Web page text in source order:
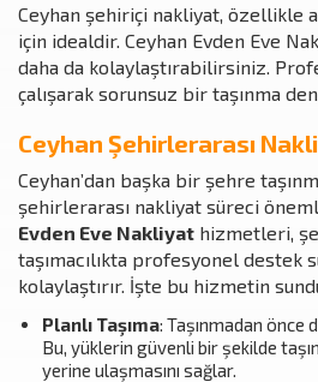
Ceyhan şehiriçi nakliyat, özellikle
için idealdir. Ceyhan Evden Eve
daha da kolaylaştırabilirsiniz.
çalışarak sorunsuz bir taşınma
Ceyhan Şehirlerarası
Ceyhan’dan başka bir şehre
şehirlerarası nakliyat süreci
Evden Eve Nakliyat hizmetleri,
taşımacılıkta profesyonel destek
kolaylaştırır. İşte bu hizmetin
Planlı Taşıma: Taşınmadan önce
Bu, yüklerin güvenli bir şekilde
yerine ulaşmasını sağlar.